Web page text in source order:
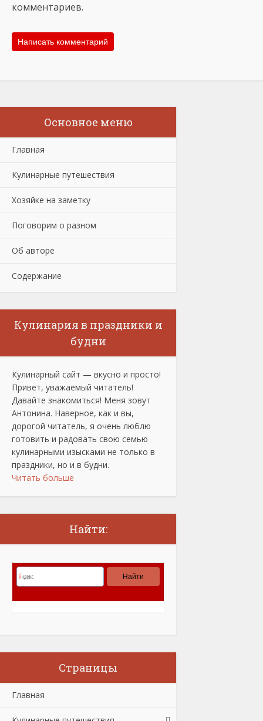
комментариев.
Основное меню
Главная
Кулинарные путешествия
Хозяйке на заметку
Поговорим о разном
Об авторе
Содержание
Кулинария в праздники и
будни
Кулинарный сайт — вкусно и просто!
Привет, уважаемый читатель!
Давайте знакомиться! Меня зовут
Антонина. Наверное, как и вы,
дорогой читатель, я очень люблю
готовить и радовать свою семью
кулинарными изысками не только в
праздники, но и в будни.
Читать больше
Найти:
Страницы
Главная